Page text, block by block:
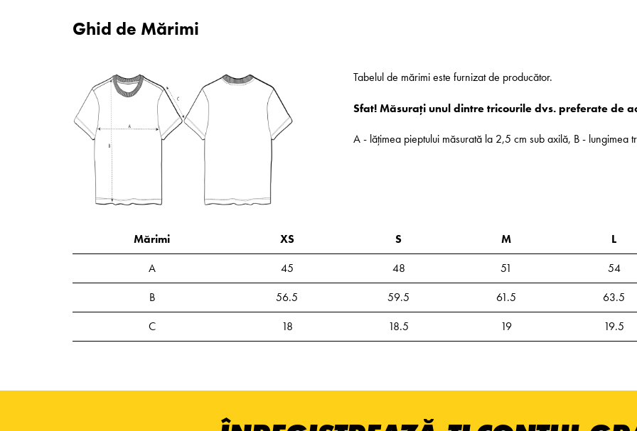
Ghid de Mărimi
Tabelul de mărimi este furnizat de producător.
Sfat! Măsurați unul dintre tricourile dvs. preferate de
A - lățimea pieptului măsurată la 2,5 cm sub axilă, B - lungimea
Mărimi XS S M L
A
45 48 51 54
B
56.5 59.5 61.5 63.5
C
18 18.5 19 19.5